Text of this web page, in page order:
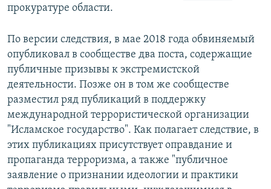
прокуратуре области.
По версии следствия, в мае 2018 года обвиняемый
опубликовал в сообществе два поста, содержащие
публичные призывы к экстремистской
деятельности. Позже он в том же сообществе
разместил ряд публикаций в поддержку
международной террористической организации
"Исламское государство". Как полагает следствие, в
этих публикациях присутствует оправдание и
пропаганда терроризма, а также "публичное
заявление о признании идеологии и практики